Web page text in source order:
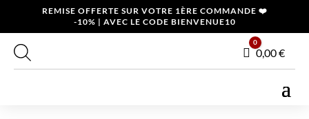
REMISE OFFERTE SUR VOTRE 1ÈRE COMMANDE ❤️
-10% | AVEC LE CODE BIENVENUE10
Panier
0
0,00€